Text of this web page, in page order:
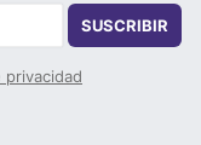
SUSCRIBIR
privacidad